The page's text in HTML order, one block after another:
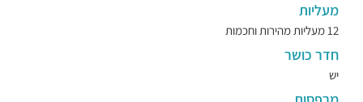
מעליות
12 מעליות מהירות וחכמות
חדר כושר
יש